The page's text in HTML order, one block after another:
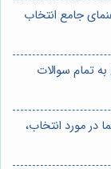
جامع انتخاب
تمام سوالات
در مورد انتخاب،